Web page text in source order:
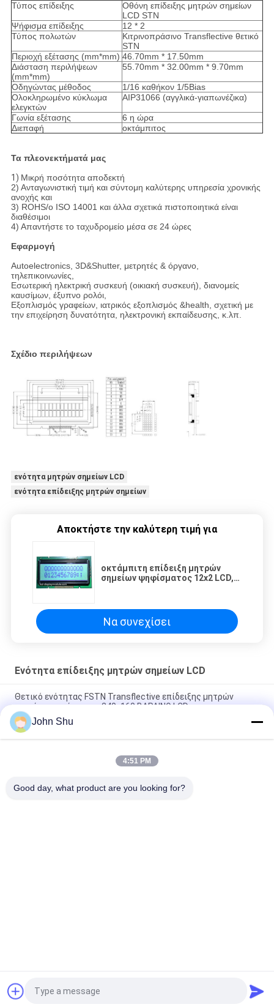
Τύπος επίδειξης
Οθόνη επίδειξης μητρών σημείων
LCD STN
Ψήφισμα επίδειξης
12 * 2
Τύπος πολωτών
Κιτρινοπράσινο Transflective θετικό
STN
Περιοχή εξέτασης (mm*mm) 46.70mm * 17.50mm
Διάσταση περιλήψεων
(mm*mm)
55.70mm * 32.00mm * 9.70mm
Οδηγώντας μέθοδος
1/16 καθήκον 1/5Bias
Ολοκληρωμένο κύκλωμα
ελεγκτών
AIP31066 (αγγλικά-γιαπωνέζικα)
Γωνία εξέτασης
6 η ώρα
Διεπαφή
οκτάμπιτος
Τα πλεονεκτήματά μας
1) Μικρή ποσότητα αποδεκτή
2) Ανταγωνιστική τιμή και σύντομη καλύτερης υπηρεσία χρονικής
ανοχής και
3) ROHS/ο ISO 14001 και άλλα σχετικά πιστοποιητικά είναι
διαθέσιμοι
4) Απαντήστε το ταχυδρομείο μέσα σε 24 ώρες
Εφαρμογή
Autoelectronics, 3D&Shutter, μετρητές & όργανο,
τηλεπικοινωνίες,
Εσωτερική ηλεκτρική συσκευή (οικιακή συσκευή), διανομείς
καυσίμων, έξυπνο ρολόι,
Εξοπλισμός γραφείων, ιατρικός εξοπλισμός &health, σχετική με
την επιχείρηση δυνατότητα, ηλεκτρονική εκπαίδευσης, κ.λπ.
Σχέδιο περιλήψεων
ενότητα μητρών σημείων LCD
ενότητα επίδειξης μητρών σημείων
Αποκτήστε την καλύτερη τιμή για
οκτάμπιτη επίδειξη μητρών
σημείων ψηφίσματος 12x2 LCD,
Να συνεχίσει
Ενότητα επίδειξης μητρών σημείων LCD
Θετικό ενότητας FSTN Transflective επίδειξης μητρών
σημείων ψηφίσματος 240x160 ΒΑΡΑΙΝΩ LCD
Ζέβρα οθόνη μητρών σημείων σύνδεσης VA, ενότητα υψηλής
ανάλυσης LCD των άσπρων οδηγήσεων
TN 7 ενότητα 3 επίδειξης μητρών σημείων Segement LCD
Αίτηση κράτησης
John Shu
4:51 PM
Good day, what product are you looking for?